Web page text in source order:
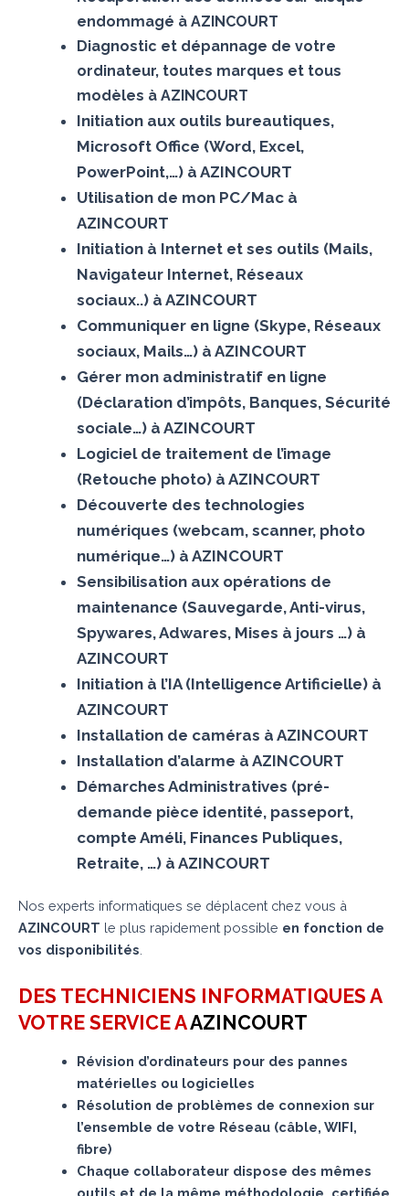
endommagé à AZINCOURT
Diagnostic et dépannage de votre
ordinateur, toutes marques et tous
modèles à AZINCOURT
Initiation aux outils bureautiques,
Microsoft Office (Word, Excel,
PowerPoint,…) à AZINCOURT
Utilisation de mon PC/Mac à
AZINCOURT
Initiation à Internet et ses outils (Mails,
Navigateur Internet, Réseaux
sociaux..) à AZINCOURT
Communiquer en ligne (Skype, Réseaux
sociaux, Mails…) à AZINCOURT
Gérer mon administratif en ligne
(Déclaration d’impôts, Banques, Sécurité
sociale…) à AZINCOURT
Logiciel de traitement de l’image
(Retouche photo) à AZINCOURT
Découverte des technologies
numériques (webcam, scanner, photo
numérique…) à AZINCOURT
Sensibilisation aux opérations de
maintenance (Sauvegarde, Anti-virus,
Spywares, Adwares, Mises à jours …) à
AZINCOURT
Initiation à l’IA (Intelligence Artificielle) à
AZINCOURT
Installation de caméras à AZINCOURT
Installation d’alarme à AZINCOURT
Démarches Administratives (pré-
demande pièce identité, passeport,
compte Améli, Finances Publiques,
Retraite, …) à AZINCOURT
Nos experts informatiques se déplacent chez vous à
AZINCOURT le plus rapidement possible en fonction de
vos disponibilités.
DES TECHNICIENS INFORMATIQUES A
VOTRE SERVICE AAZINCOURT
Révision d’ordinateurs pour des pannes
matérielles ou logicielles
Résolution de problèmes de connexion sur
l’ensemble de votre Réseau (câble, WIFI,
fibre)
Chaque collaborateur dispose des mêmes
outils et de la même méthodologie, certifiée